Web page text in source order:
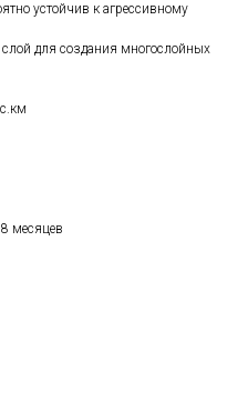
устойчив к агрессивному
для создания многослойных
месяцев